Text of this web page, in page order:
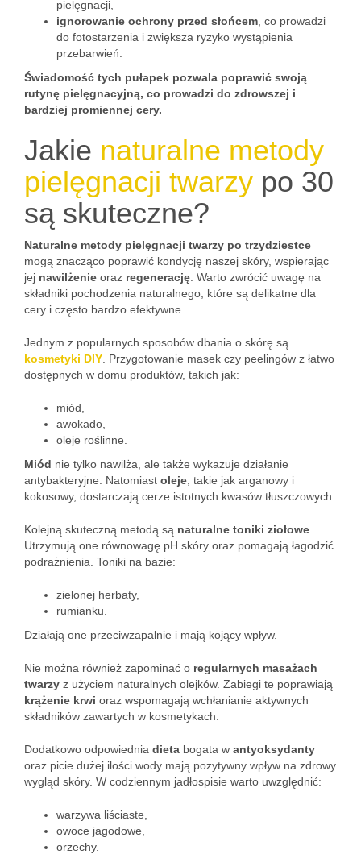
pielęgnacji,
ignorowanie ochrony przed słońcem , co prowadzi
do fotostarzenia i zwiększa ryzyko wystąpienia
przebarwień.
Świadomość tych pułapek pozwala poprawić swoją
rutynę pielęgnacyjną, co prowadzi do zdrowszej i
bardziej promiennej cery.
Jakie naturalne metody
pielęgnacji twarzy po 30
są skuteczne?
Naturalne metody pielęgnacji twarzy po trzydziestce
mogą znacząco poprawić kondycję naszej skóry, wspierając
jej nawilżenie oraz regenerację . Warto zwrócić uwagę na
składniki pochodzenia naturalnego, które są delikatne dla
cery i często bardzo efektywne.
Jednym z popularnych sposobów dbania o skórę są
kosmetyki DIY . Przygotowanie masek czy peelingów z łatwo
dostępnych w domu produktów, takich jak:
miód,
awokado,
oleje roślinne.
Miód nie tylko nawilża, ale także wykazuje działanie
antybakteryjne. Natomiast oleje , takie jak arganowy i
kokosowy, dostarczają cerze istotnych kwasów tłuszczowych.
Kolejną skuteczną metodą są naturalne toniki ziołowe
Utrzymują one równowagę pH skóry oraz pomagają łagodzić
podrażnienia. Toniki na bazie:
zielonej herbaty,
rumianku.
Działają one przeciwzapalnie i mają kojący wpływ.
Nie można również zapominać o regularnych masażach
twarzy z użyciem naturalnych olejków. Zabiegi te poprawiają
krążenie krwi oraz wspomagają wchłanianie aktywnych
składników zawartych w kosmetykach.
Dodatkowo odpowiednia dieta bogata w antyoksydanty
oraz picie dużej ilości wody mają pozytywny wpływ na zdrowy
wygląd skóry. W codziennym jadłospisie warto uwzględnić:
warzywa liściaste,
owoce jagodowe,
orzechy.